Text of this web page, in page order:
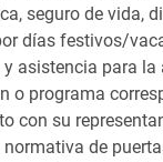
seguro de vida,
días festivos/
asistencia para
o programa
con su
de